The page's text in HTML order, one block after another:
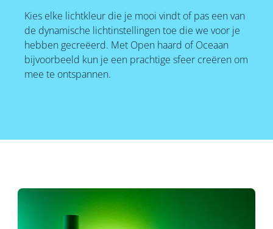
Kies elke lichtkleur die je mooi vindt of pas een van
de dynamische lichtinstellingen toe die we voor je
hebben gecreëerd. Met Open haard of Oceaan
bijvoorbeeld kun je een prachtige sfeer creëren om
mee te ontspannen.